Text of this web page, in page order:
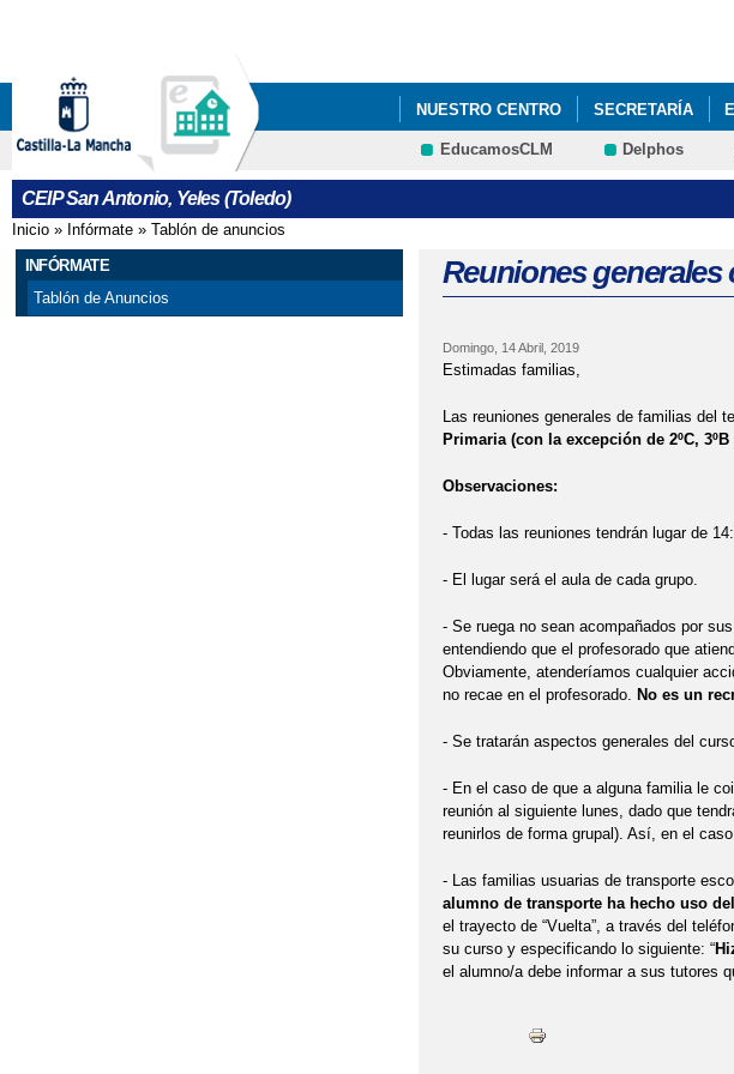
NUESTRO CENTRO SECRETARÍA
SERVICIOS COMPLEMENTARIOS
ESCUELA DE MADRES Y PADRES 2025-
EducamosCLM Delphos
CEIP San Antonio, Yeles (Toledo)
Se encuentra usted aquí
Inicio » Infórmate » Tablón de anuncios
INFÓRMATE
Tablón de Anuncios
Reuniones generales
Domingo, 14 Abril, 2019
Estimadas familias,
Las reuniones generales de familias del
Primaria (con la excepción de 2ºC,
Observaciones:
- Todas las reuniones tendrán lugar de
- El lugar será el aula de cada grupo.
- Se ruega no sean acompañados por
entendiendo que el profesorado que
Obviamente, atenderíamos cualquier
no recae en el profesorado. No es un
- Se tratarán aspectos generales del
- En el caso de que a alguna familia le
reunión al siguiente lunes, dado que
reunirlos de forma grupal). Así, en el
- Las familias usuarias de transporte
alumno de transporte ha hecho uso del
el trayecto de “Vuelta”, a través del
su curso y especificando lo siguiente: “
el alumno/a debe informar a sus tutores